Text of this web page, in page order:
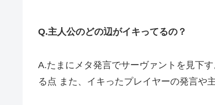
Q.主人公のどの辺がイキってるの？
A.たまにメタ発言でサーヴァントを見下
る点 また、イキったプレイヤーの発言や